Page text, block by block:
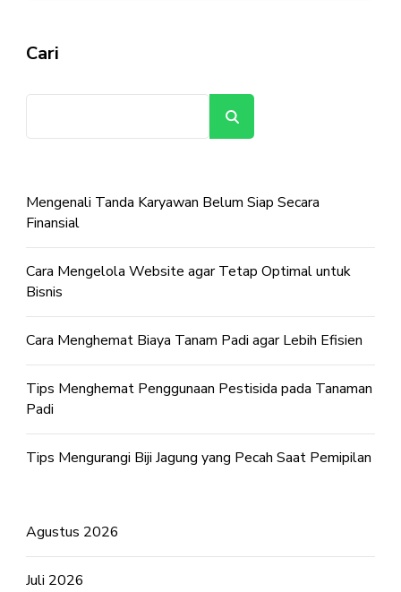
Cari
Mengenali Tanda Karyawan Belum Siap Secara
Finansial
Cara Mengelola Website agar Tetap Optimal untuk
Bisnis
Cara Menghemat Biaya Tanam Padi agar Lebih Efisien
Tips Menghemat Penggunaan Pestisida pada Tanaman
Padi
Tips Mengurangi Biji Jagung yang Pecah Saat Pemipilan
Agustus 2026
Juli 2026